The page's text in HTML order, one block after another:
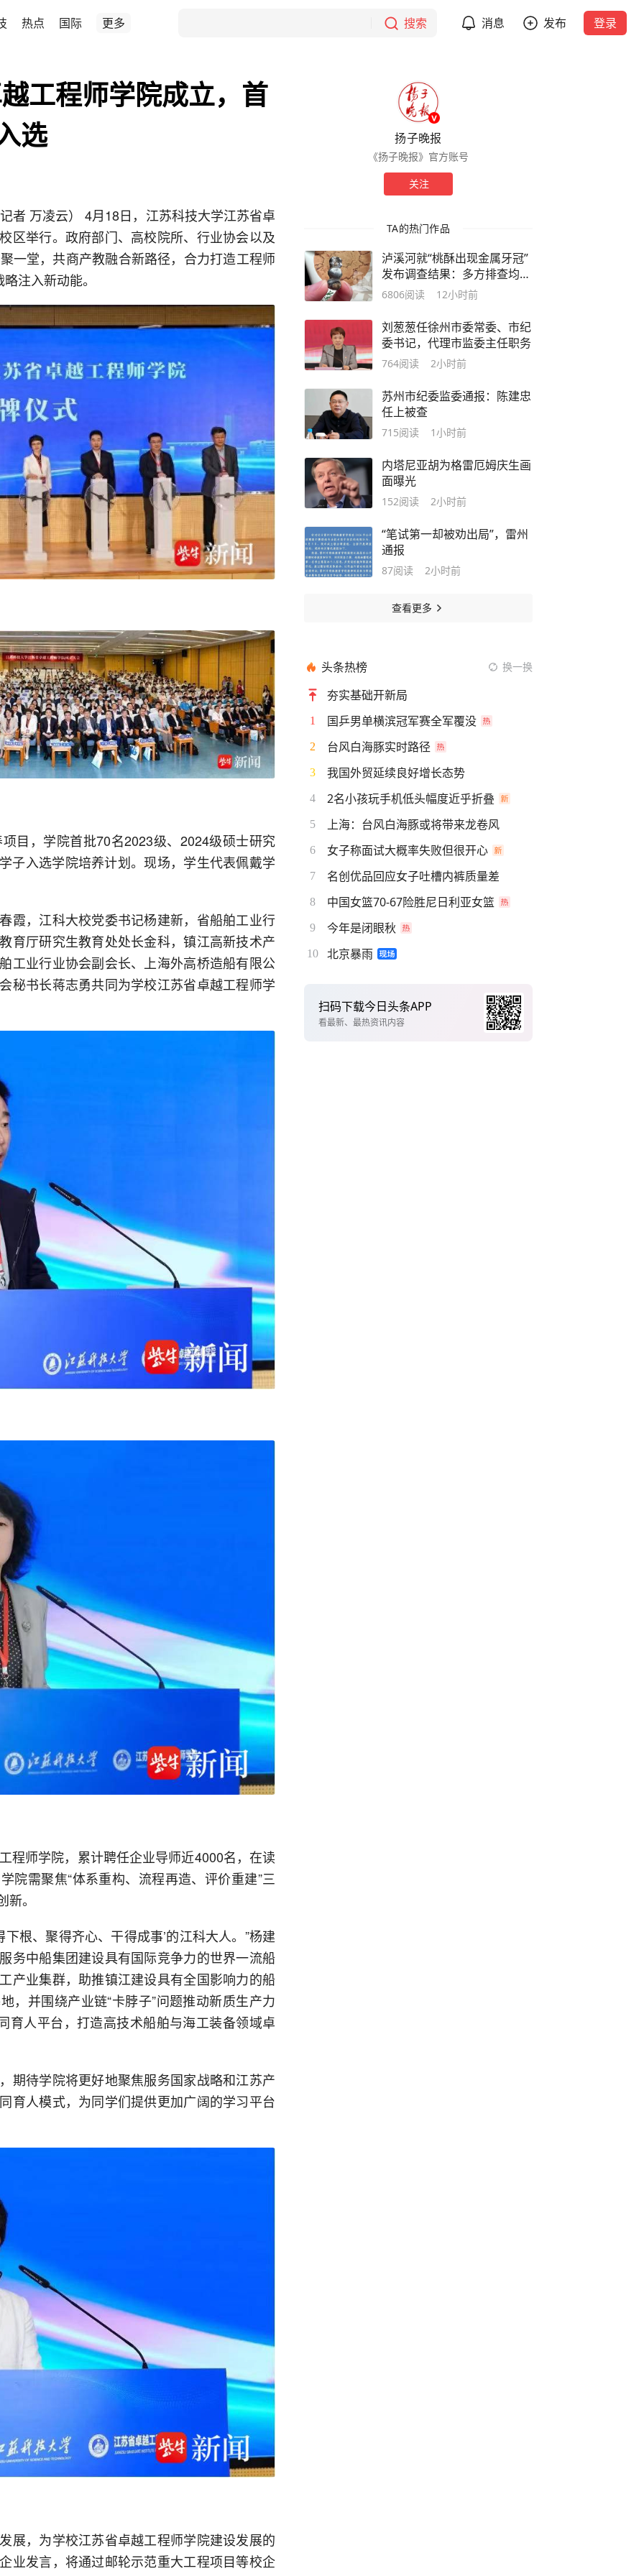
热点 国际 更多 搜索 消息 发布 登录
工程师学院成立，首
选
者 万凌云） 4月18日，江苏科技大学江苏省卓
区举行。政府部门、高校院所、行业协会以及
一堂，共商产教融合新路径，合力打造工程师
注入新动能。
目，学院首批70名2023级、2024级硕士研究
子入选学院培养计划。现场，学生代表佩戴学
霞，江科大校党委书记杨建新，省船舶工业行
育厅研究生教育处处长金科，镇江高新技术产
工业行业协会副会长、上海外高桥造船有限公
秘书长蒋志勇共同为学校江苏省卓越工程师学
程师学院，累计聘任企业导师近4000名，在读
院需聚焦“体系重构、流程再造、评价重建”三
。
根、聚得齐心、干得成事’的江科大人。”杨建
务中船集团建设具有国际竞争力的世界一流船
产业集群，助推镇江建设具有全国影响力的船
，并围绕产业链“卡脖子”问题推动新质生产力
育人平台，打造高技术船舶与海工装备领域卓
期待学院将更好地聚焦服务国家战略和江苏产
育人模式，为同学们提供更加广阔的学习平台
展，为学校江苏省卓越工程师学院建设发展的
业发言，将通过邮轮示范重大工程项目等校企
扬子晚报
《扬子晚报》官方账号
关注
TA的热门作品
泸溪河就“桃酥出现金属牙冠”
发布调查结果：多方排查均排
除金属牙冠异物混入桃酥的可
况不实，已删除并致歉
6806阅读 12小时前
刘葱葱任徐州市委常委、市纪
委书记，代理市监委主任职务
764阅读 2小时前
苏州市纪委监委通报：陈建忠
任上被查
715阅读 1小时前
内塔尼亚胡为格雷厄姆庆生画
面曝光
152阅读 2小时前
“笔试第一却被劝出局”，雷州
通报
87阅读 2小时前
查看更多
头条热榜 换一换
夯实基础开新局
1 国乒男单横滨冠军赛全军覆没
2 台风白海豚实时路径
3 我国外贸延续良好增长态势
4 2名小孩玩手机低头幅度近乎折叠
5 上海：台风白海豚或将带来龙卷风
6 女子称面试大概率失败但很开心
7 名创优品回应女子吐槽内裤质量差
8 中国女篮70-67险胜尼日利亚女篮
9 今年是闭眼秋
10 北京暴雨
扫码下载今日头条APP
看最新、最热资讯内容